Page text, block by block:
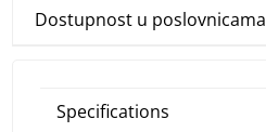
Dostupnost u poslovnicama
Specifications